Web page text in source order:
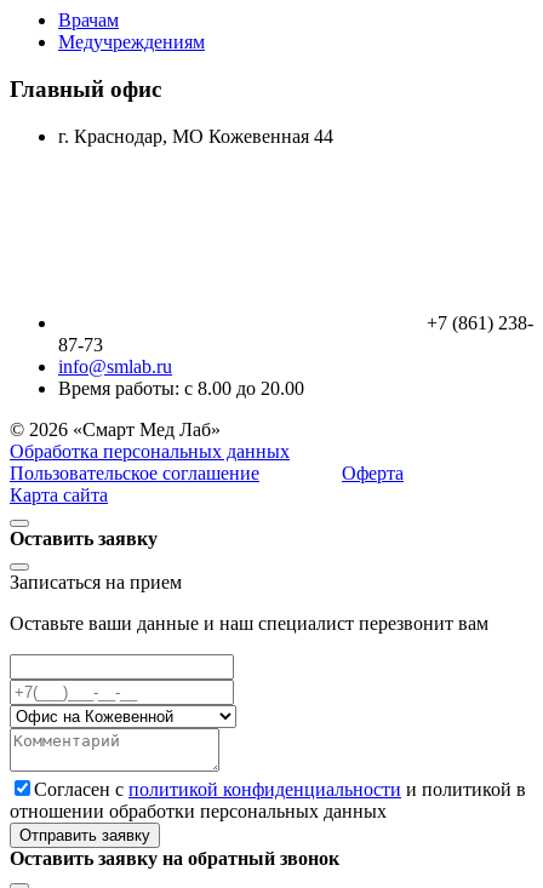
Врачам
Медучреждениям
Главный офис
г. Краснодар, МО Кожевенная 44
+7 (861) 238-
87-73
info@smlab.ru
Время работы: с 8.00 до 20.00
© 2026 «Смарт Мед Лаб»
Обработка персональных данных
Пользовательское соглашение
Оферта
Карта сайта
Оставить заявку
Записаться на прием
Оставьте ваши данные и наш специалист перезвонит вам
Cогласен с политикой конфиденциальности и политикой в
отношении обработки персональных данных
Отправить заявку
Оставить заявку на обратный звонок